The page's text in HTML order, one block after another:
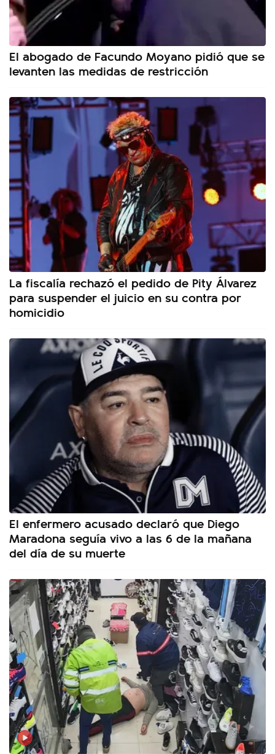
El abogado de Facundo Moyano pidió que se
levanten las medidas de restricción
La fiscalía rechazó el pedido de Pity Álvarez
para suspender el juicio en su contra por
homicidio
El enfermero acusado declaró que Diego
Maradona seguía vivo a las 6 de la mañana
del día de su muerte